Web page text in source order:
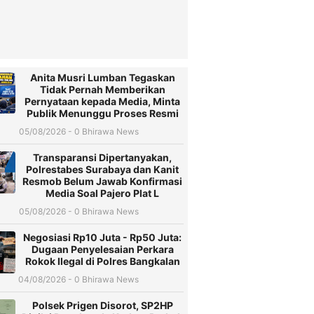
Anita Musri Lumban Tegaskan
Tidak Pernah Memberikan
Pernyataan kepada Media, Minta
Publik Menunggu Proses Resmi
05/08/2026 - 0 Bhirawa News
Transparansi Dipertanyakan,
Polrestabes Surabaya dan Kanit
Resmob Belum Jawab Konfirmasi
Media Soal Pajero Plat L
05/08/2026 - 0 Bhirawa News
Negosiasi Rp10 Juta - Rp50 Juta:
Dugaan Penyelesaian Perkara
Rokok Ilegal di Polres Bangkalan
04/08/2026 - 0 Bhirawa News
Polsek Prigen Disorot, SP2HP